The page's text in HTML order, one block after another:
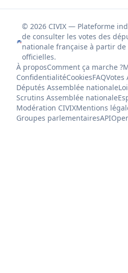
© 2026 CIVIX — Plateforme
de consulter les votes des
nationale française à partir
officielles.
À proposComment ça marche ?
ConfidentialitéCookiesFAQVotes
Députés Assemblée nationale
Scrutins Assemblée nationale
Modération CIVIXMentions
Groupes parlementairesAPI